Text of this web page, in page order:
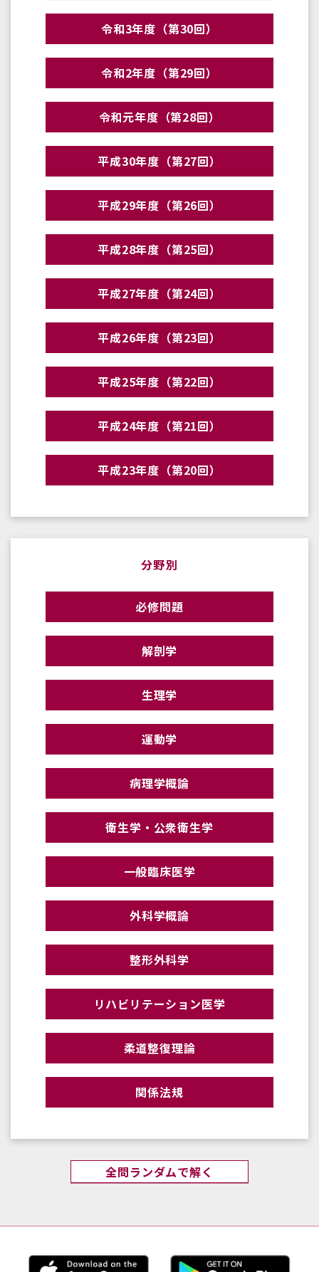
令和3年度（第30回）
令和2年度（第29回）
令和元年度（第28回）
平成30年度（第27回）
平成29年度（第26回）
平成28年度（第25回）
平成27年度（第24回）
平成26年度（第23回）
平成25年度（第22回）
平成24年度（第21回）
平成23年度（第20回）
分野別
必修問題
解剖学
生理学
運動学
病理学概論
衛生学・公衆衛生学
一般臨床医学
外科学概論
整形外科学
リハビリテーション医学
柔道整復理論
関係法規
全問ランダムで解く